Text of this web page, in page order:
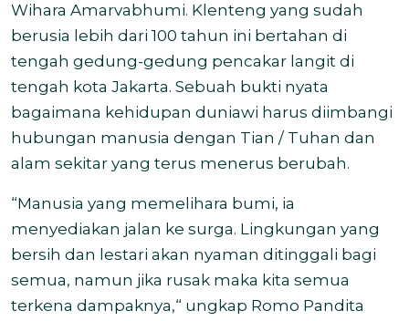
Wihara Amarvabhumi. Klenteng yang sudah
berusia lebih dari 100 tahun ini bertahan di
tengah gedung-gedung pencakar langit di
tengah kota Jakarta. Sebuah bukti nyata
bagaimana kehidupan duniawi harus diimbangi
hubungan manusia dengan Tian / Tuhan dan
alam sekitar yang terus menerus berubah.
“Manusia yang memelihara bumi, ia
menyediakan jalan ke surga. Lingkungan yang
bersih dan lestari akan nyaman ditinggali bagi
semua, namun jika rusak maka kita semua
terkena dampaknya,“ ungkap Romo Pandita